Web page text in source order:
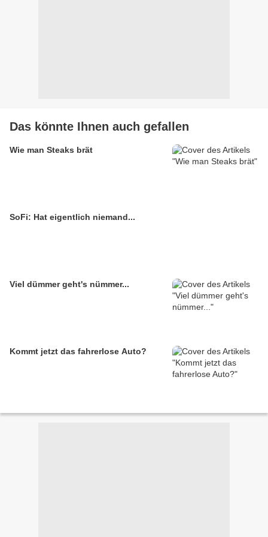
Das könnte Ihnen auch gefallen
Wie man Steaks brät
SoFi: Hat eigentlich niemand...
Viel dümmer geht's nümmer...
Kommt jetzt das fahrerlose Auto?